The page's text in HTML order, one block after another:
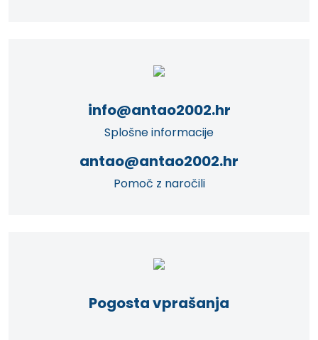
info@antao2002.hr
Splošne informacije
antao@antao2002.hr
Pomoč z naročili
Pogosta vprašanja